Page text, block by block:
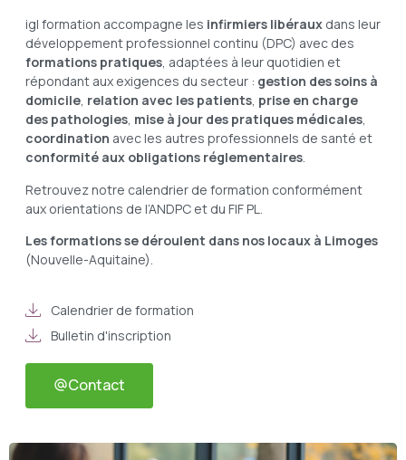
igl formation accompagne les infirmiers libéraux dans leur
développement professionnel continu (DPC) avec des
formations pratiques, adaptées à leur quotidien et
répondant aux exigences du secteur : gestion des soins à
domicile, relation avec les patients, prise en charge
des pathologies, mise à jour des pratiques médicales,
coordination avec les autres professionnels de santé et
conformité aux obligations réglementaires.
Retrouvez notre calendrier de formation conformément
aux orientations de l’ANDPC et du FIF PL.
Les formations se déroulent dans nos locaux à Limoges
(Nouvelle-Aquitaine).
Calendrier de formation
Bulletin d'inscription
Contact